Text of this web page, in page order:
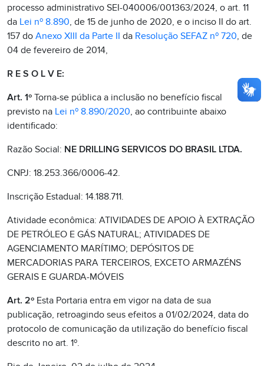
processo administrativo SEI-040006/001363/2024, o art. 11
da Lei nº 8.890, de 15 de junho de 2020, e o inciso II do art.
157 do Anexo XIII da Parte II da Resolução SEFAZ nº 720, de
04 de fevereiro de 2014,
R E S O L V E:
Art. 1º Torna-se pública a inclusão no benefício fiscal
previsto na Lei nº 8.890/2020, ao contribuinte abaixo
identificado:
Razão Social: NE DRILLING SERVICOS DO BRASIL LTDA.
CNPJ: 18.253.366/0006-42.
Inscrição Estadual: 14.188.711.
Atividade econômica: ATIVIDADES DE APOIO À EXTRAÇÃO
DE PETRÓLEO E GÁS NATURAL; ATIVIDADES DE
AGENCIAMENTO MARÍTIMO; DEPÓSITOS DE
MERCADORIAS PARA TERCEIROS, EXCETO ARMAZÉNS
GERAIS E GUARDA-MÓVEIS
Art. 2º Esta Portaria entra em vigor na data de sua
publicação, retroagindo seus efeitos a 01/02/2024, data do
protocolo de comunicação da utilização do benefício fiscal
descrito no art. 1º.